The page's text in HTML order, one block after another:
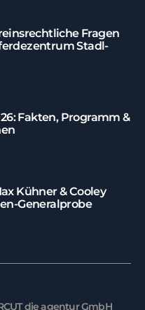
Fragen
Stadl-
Fakten, Programm &
Kühner & Cooley
Generalprobe
die agentur GmbH